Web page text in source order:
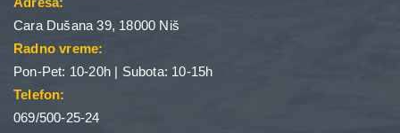
Cara Dušana 39, 18000 Niš
Radno vreme:
Pon-Pet: 10-20h | Subota: 10-15h
Telefon:
069/500-25-24